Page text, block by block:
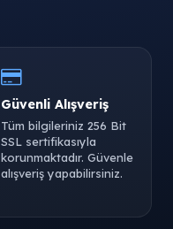
Güvenli Alışveriş
Tüm bilgileriniz 256 Bit
SSL sertifikasıyla
korunmaktadır. Güvenle
alışveriş yapabilirsiniz.